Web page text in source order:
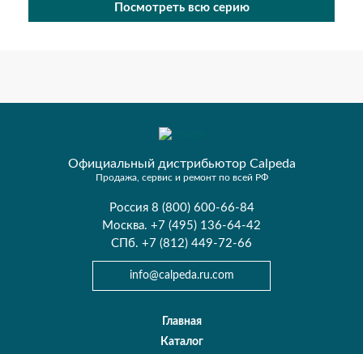
Посмотреть всю серию
Официальный дистрибьютор Calpeda
Продажа, сервис и ремонт по всей РФ
Россия 8 (800) 600-66-84
Москва. +7 (495) 136-64-42
СПб. +7 (812) 449-72-66
info@сalpeda.ru.com
Главная
Каталог